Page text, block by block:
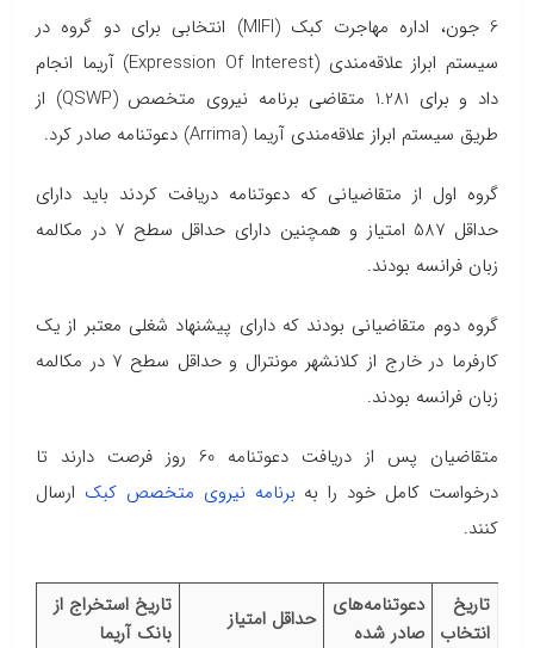
6 جون، اداره مهاجرت کبک (MIFI) انتخابی برای دو گروه در
سیستم ابراز علاقه‌مندی (Expression Of Interest) آریما انجام
داد و برای 1.281 متقاضی برنامه نیروی متخصص (QSWP) از
طریق سیستم ابراز علاقه‌مندی آریما (Arrima) دعوتنامه صادر کرد.
گروه اول از متقاضیانی که دعوتنامه دریافت کردند باید دارای
حداقل 587 امتیاز و همچنین دارای حداقل سطح ۷ در مکالمه
زبان فرانسه بودند.
گروه دوم متقاضیانی بودند که دارای پیشنهاد شغلی معتبر از یک
کارفرما در خارج از کلانشهر مونترال و حداقل سطح ۷ در مکالمه
زبان فرانسه بودند.
متقاضیان پس از دریافت دعوتنامه 60 روز فرصت دارند تا
درخواست کامل خود را به برنامه نیروی متخصص کبک ارسال
کنند.
تاریخ
انتخاب
دعوتنامه‌های
صادر شده
حداقل امتیاز
تاریخ استخراج از
بانک آریما